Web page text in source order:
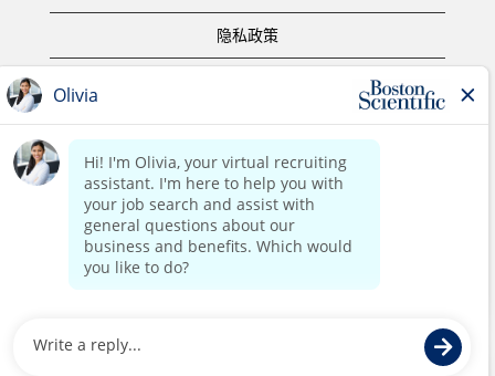
隐私政策
版权声明
联系我们
公司主页